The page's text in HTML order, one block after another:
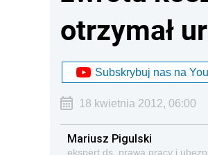
otrzymał
Subskrybuj nas na
18 kwietnia 2012, 06:00
Mariusz Pigulski
ekspert ds. prawa pracy i